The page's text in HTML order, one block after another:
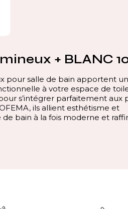
+ BLANC
pour salle de bain apportent
à votre espace de
s’intégrer parfaitement aux
ils allient esthétisme et
bain à la fois moderne et